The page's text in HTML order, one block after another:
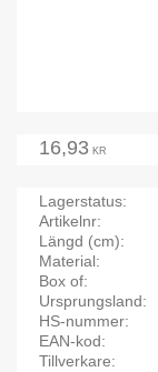
16,93 KR
Lagerstatus
Artikelnr
Längd (cm)
Material
Box of
Ursprungsland
HS-nummer
EAN-kod
Tillverkare